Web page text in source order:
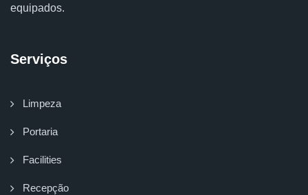
equipados.
Serviços
Limpeza
Portaria
Facilities
Recepção